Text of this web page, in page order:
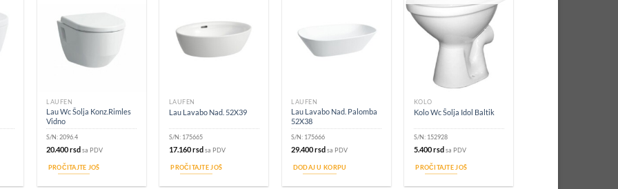
LAUFEN
Lau Wc Šolja Konz.Rimles
Vidno
S/N:2096.4
20.400rsd sa PDV
PROČITAJTE JOŠ
LAUFEN
Lau Lavabo Nad. 52X39
S/N: 175665
17.160rsd sa PDV
PROČITAJTE JOŠ
LAUFEN
Lau Lavabo Nad. Palomba
52X38
S/N: 175666
29.400rsd sa PDV
DODAJ U KORPU
KOLO
Kolo Wc Šolja Idol Baltik
S/N: 152928
5.400rsd sa PDV
PROČITAJTE JOŠ